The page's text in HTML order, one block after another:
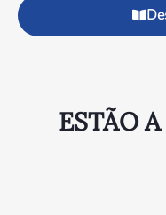
ESTÃO